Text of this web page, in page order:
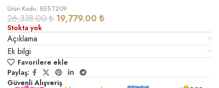
Ürün Kodu: BEST209
26,338.00₺ 19,779.00 ₺
Stokta yok
Açıklama
Ek bilgi
Favorilere ekle
Paylaş:
Güvenli Alışveriş